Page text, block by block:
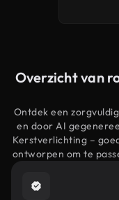
Overzicht van
Ontdek een
en door AI
Kerstverlichting –
ontworpen om te